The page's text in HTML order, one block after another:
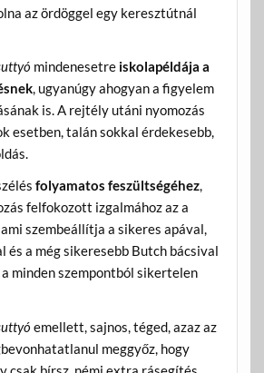
az ördöggel egy keresztútnál
mindenesetreiskolapéldája a
, ugyanúgy ahogyan a figyelem
is. A rejtély utáni nyomozás
esetben, talán sokkal érdekesebb,
folyamatos feszültségéhez,
felfokozott izgalmához az a
szembeállítja a sikeres apával,
és a még sikeresebb Butch bácsival
minden szempontból sikertelen
emellett, sajnos, téged, azaz az
meggyőz, hogy